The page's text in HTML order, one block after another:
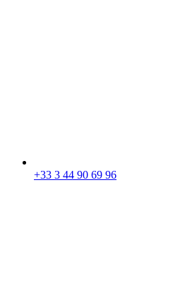
+33 3 44 90 69 96